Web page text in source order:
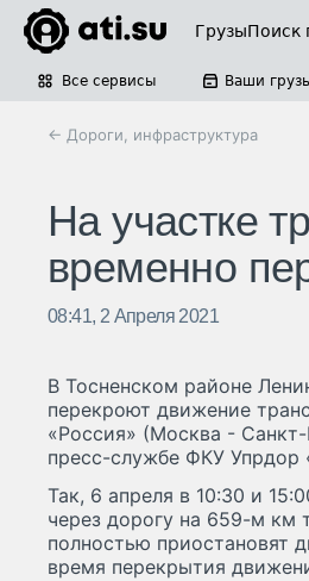
ГрузыПоиск
Все сервисы Ваши
← Дороги, инфраструктура
На участке
временно
08:41, 2 Апреля 2021
В Тосненском районе
перекроют движение
«Россия» (Москва -
пресс-службе ФКУ Упрдор
Так, 6 апреля в 10:30 и
через дорогу на 659-м км
полностью приостановят
время перекрытия